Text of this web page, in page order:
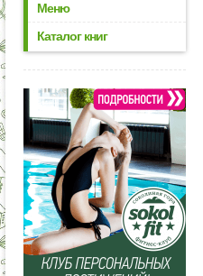
Меню
Каталог книг